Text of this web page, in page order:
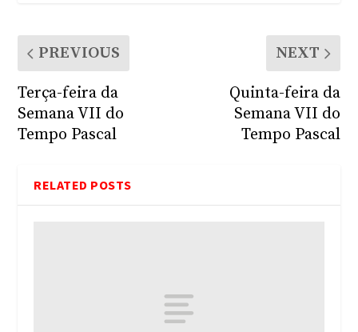
PREVIOUS
Terça-feira da
Semana VII do
Tempo Pascal
NEXT
Quinta-feira da
Semana VII do
Tempo Pascal
RELATED POSTS